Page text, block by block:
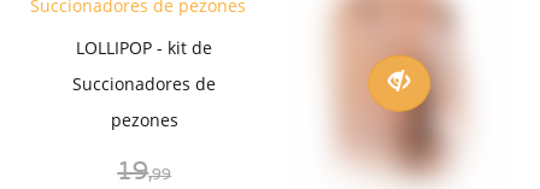
LOLLIPOP - kit de
Succionadores de
pezones
19,99